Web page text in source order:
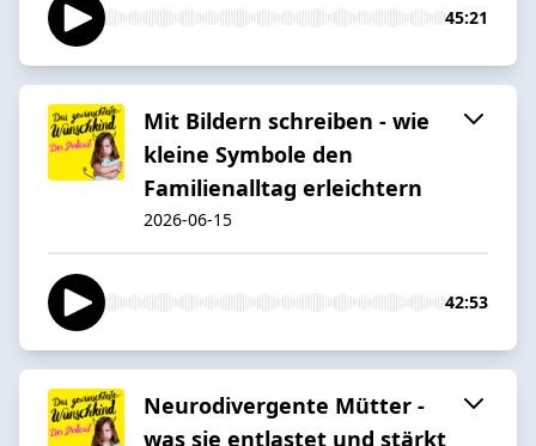
45:21
Mit Bildern schreiben - wie
kleine Symbole den
Familienalltag erleichtern
2026-06-15
42:53
Neurodivergente Mütter -
was sie entlastet und stärkt